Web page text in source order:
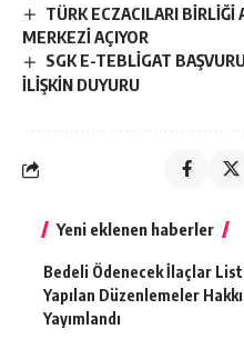
TÜRK ECZACILARI
MERKEZİ AÇIYOR
SGK E-TEBLİGAT
İLİŞKİN DUYURU
Yeni eklenen haberler
Bedeli Ödenecek İlaçlar
Yapılan Düzenlemeler
Yayımlandı